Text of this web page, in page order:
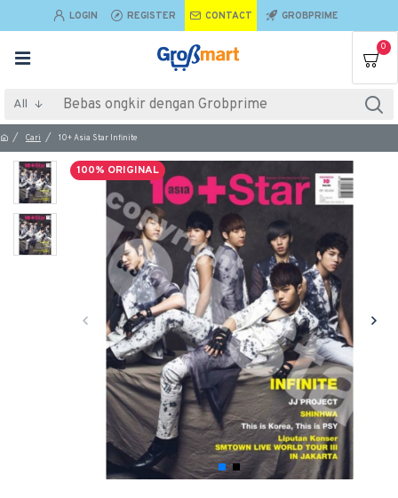
LOGIN REGISTER CONTACT GROBPRIME
0
All
Cari 10+ Asia Star Infinite
100% ORIGINAL